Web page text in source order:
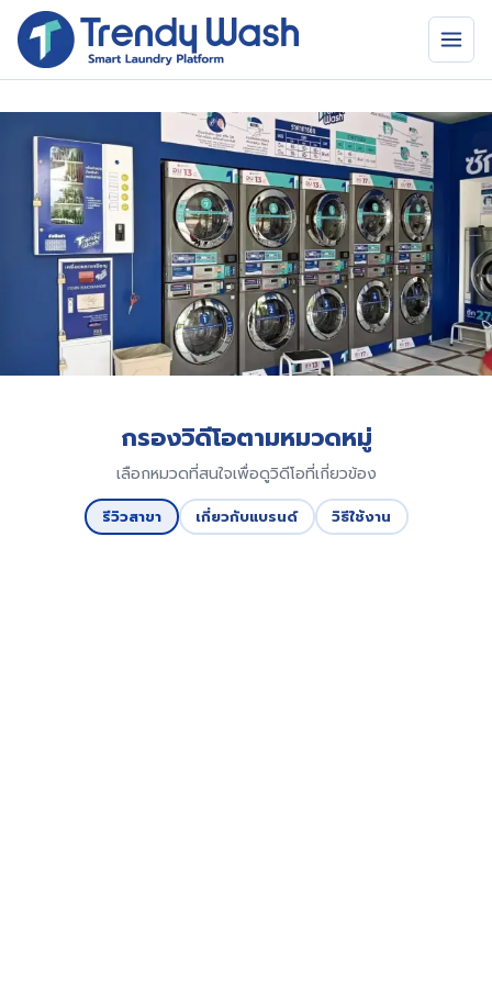
กรองวิดีโอตามหมวดหมู่
เลือกหมวดที่สนใจเพื่อดูวิดีโอที่เกี่ยวข้อง
รีวิวสาขา เกี่ยวกับแบรนด์ วิธีใช้งาน